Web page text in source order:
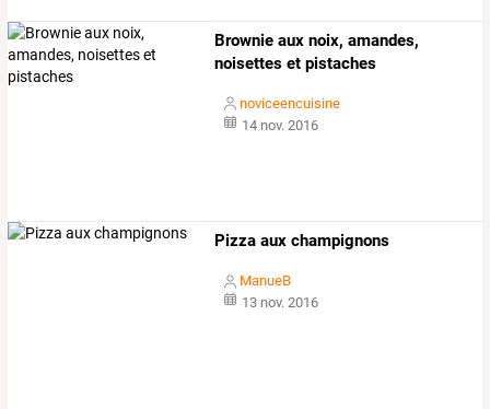
Brownie aux noix, amandes,
noisettes et pistaches
noviceencuisine
14 nov. 2016
Pizza aux champignons
ManueB
13 nov. 2016